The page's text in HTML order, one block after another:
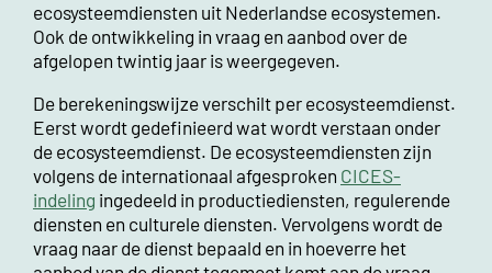
ecosysteemdiensten uit Nederlandse ecosystemen.
Ook de ontwikkeling in vraag en aanbod over de
afgelopen twintig jaar is weergegeven.
De berekeningswijze verschilt per ecosysteemdienst.
Eerst wordt gedefinieerd wat wordt verstaan onder
de ecosysteemdienst. De ecosysteemdiensten zijn
volgens de internationaal afgesproken CICES-
indeling ingedeeld in productiediensten, regulerende
diensten en culturele diensten. Vervolgens wordt de
vraag naar de dienst bepaald en in hoeverre het